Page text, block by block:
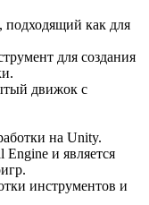
как для
для создания
движок с
на Unity.
Engine и является
инструментов и